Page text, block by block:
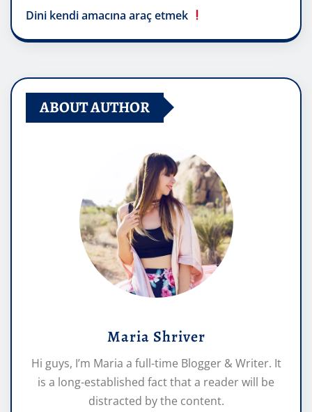
Dini kendi amacına araç etmek
ABOUT AUTHOR
Maria Shriver
Hi guys, I’m Maria a full-time Blogger & Writer. It
is a long-established fact that a reader will be
distracted by the content.